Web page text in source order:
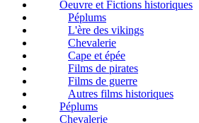
Oeuvre et Fictions historiques
Péplums
L'ère des vikings
Chevalerie
Cape et épée
Films de pirates
Films de guerre
Autres films historiques
Péplums
Chevalerie